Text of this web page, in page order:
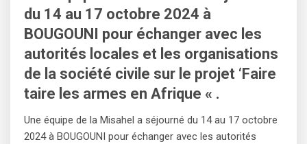
du 14 au 17 octobre 2024 à
BOUGOUNI pour échanger avec les
autorités locales et les organisations
de la société civile sur le projet ‘Faire
taire les armes en Afrique « .
Une équipe de la Misahel a séjourné du 14 au 17 octobre
2024 à BOUGOUNI pour échanger avec les autorités